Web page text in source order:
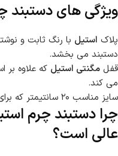
ویژگی های دستبند
پلاک استیل
دستبند می بخشد.
قفل مگنتی استیل که علاوه بر
می کند.
سایز مناسب ۲۰ سانتیمتر که برای بسیاری از مچ‌های مردانه ایده آل است.
چرا دستبند چرم
عالی است؟